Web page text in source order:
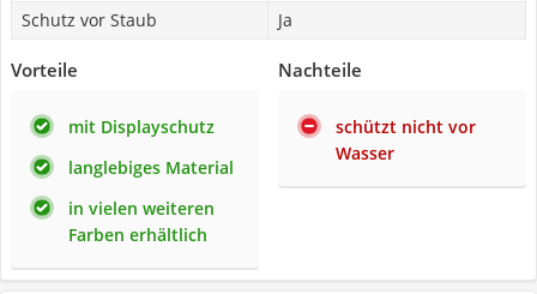
Schutz vor Staub Ja
Vorteile
mit Displayschutz
langlebiges Material
in vielen weiteren
Farben erhältlich
Nachteile
schützt nicht vor
Wasser